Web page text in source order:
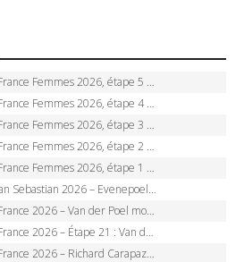
étape 5 – Demi Vollering gagne à Belleville, Reusser en jaune, Ferrand-Prévot coule
2026, étape 4 – Marlen Reusser écrase le chrono, Ferrand-Prévot en crise
étape 3 – Sigrid Haugset en solitaire, 88 km d’échappée, maillot jaune
étape 2 – Lorena Wiebes doublé à Genève, Markus héroïque, 7e record
étape 1 – Lorena Wiebes intouchable à Lausanne, premier maillot jaune
2026 – Evenepoel recordman, 4e victoire, Carapaz battu au sprint
der Poel monumental à Paris, Pogacar égale le record des cinq sacres
21 : Van der Poel, Pogacar, qui succédera à Wout van Aert sur les Champs-Elysées ?
Carapaz roi des Alpes, doublé et maillot à pois, Seixas perd le podium